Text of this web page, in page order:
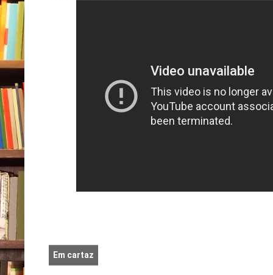
Em cartaz